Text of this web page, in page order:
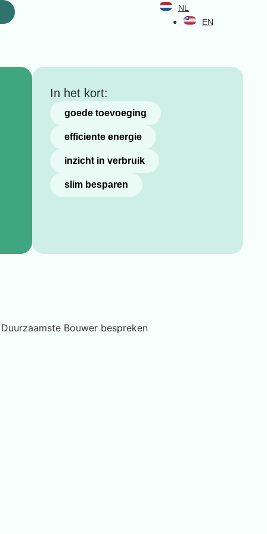
NL
EN
In het kort:
goede toevoeging
efficiente energie
inzicht in verbruik
slim besparen